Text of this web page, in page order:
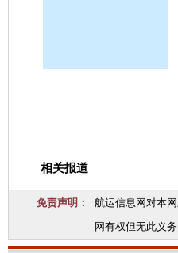
相关报道
免责声明：
航运信息网对本
网有权但无此义